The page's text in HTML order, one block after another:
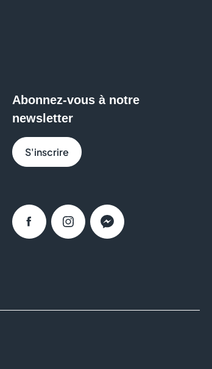
de rangement ? Sur place, les
à votre intérieur et à votre mode de
Abonnez-vous à notre
newsletter
S'inscrire
FacebookInstagramMessenger